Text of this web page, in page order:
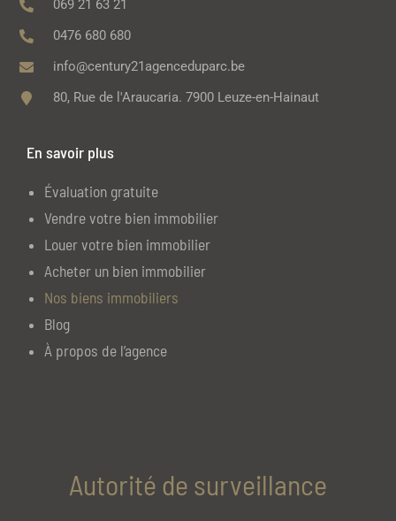
069 21 63 21
0476 680 680
info@century21agenceduparc.be
80, Rue de l'Araucaria. 7900 Leuze-en-Hainaut
En savoir plus
Évaluation gratuite
Vendre votre bien immobilier
Louer votre bien immobilier
Acheter un bien immobilier
Nos biens immobiliers
Blog
À propos de l’agence
Autorité de surveillance